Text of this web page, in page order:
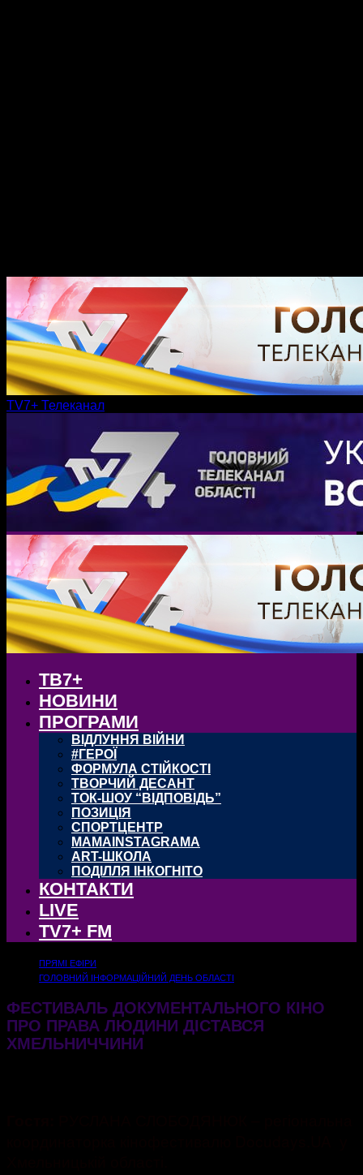
TV7+ Телеканал
ТВ7+
НОВИНИ
ПРОГРАМИ
ВІДЛУННЯ ВІЙНИ
#ГЕРОЇ
ФОРМУЛА СТІЙКОСТІ
ТВОРЧИЙ ДЕСАНТ
ТОК-ШОУ “ВІДПОВІДЬ”
ПОЗИЦІЯ
СПОРТЦЕНТР
MAMAINSTAGRAMA
ART-ШКОЛА
ПОДІЛЛЯ ІНКОГНІТО
КОНТАКТИ
LIVE
TV7+ FM
ПРЯМІ ЕФІРИ
ГОЛОВНИЙ ІНФОРМАЦІЙНИЙ ДЕНЬ ОБЛАСТІ
ФЕСТИВАЛЬ ДОКУМЕНТАЛЬНОГО КІНО
ПРО ПРАВА ЛЮДИНИ ДІСТАВСЯ
ХМЕЛЬНИЧЧИНИ